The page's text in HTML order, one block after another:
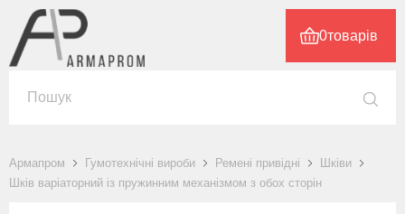
0товарів
Армапром Гумотехнічні вироби Ремені привідні
Шківи
Шків варіаторний із пружинним механізмом з обох сторін